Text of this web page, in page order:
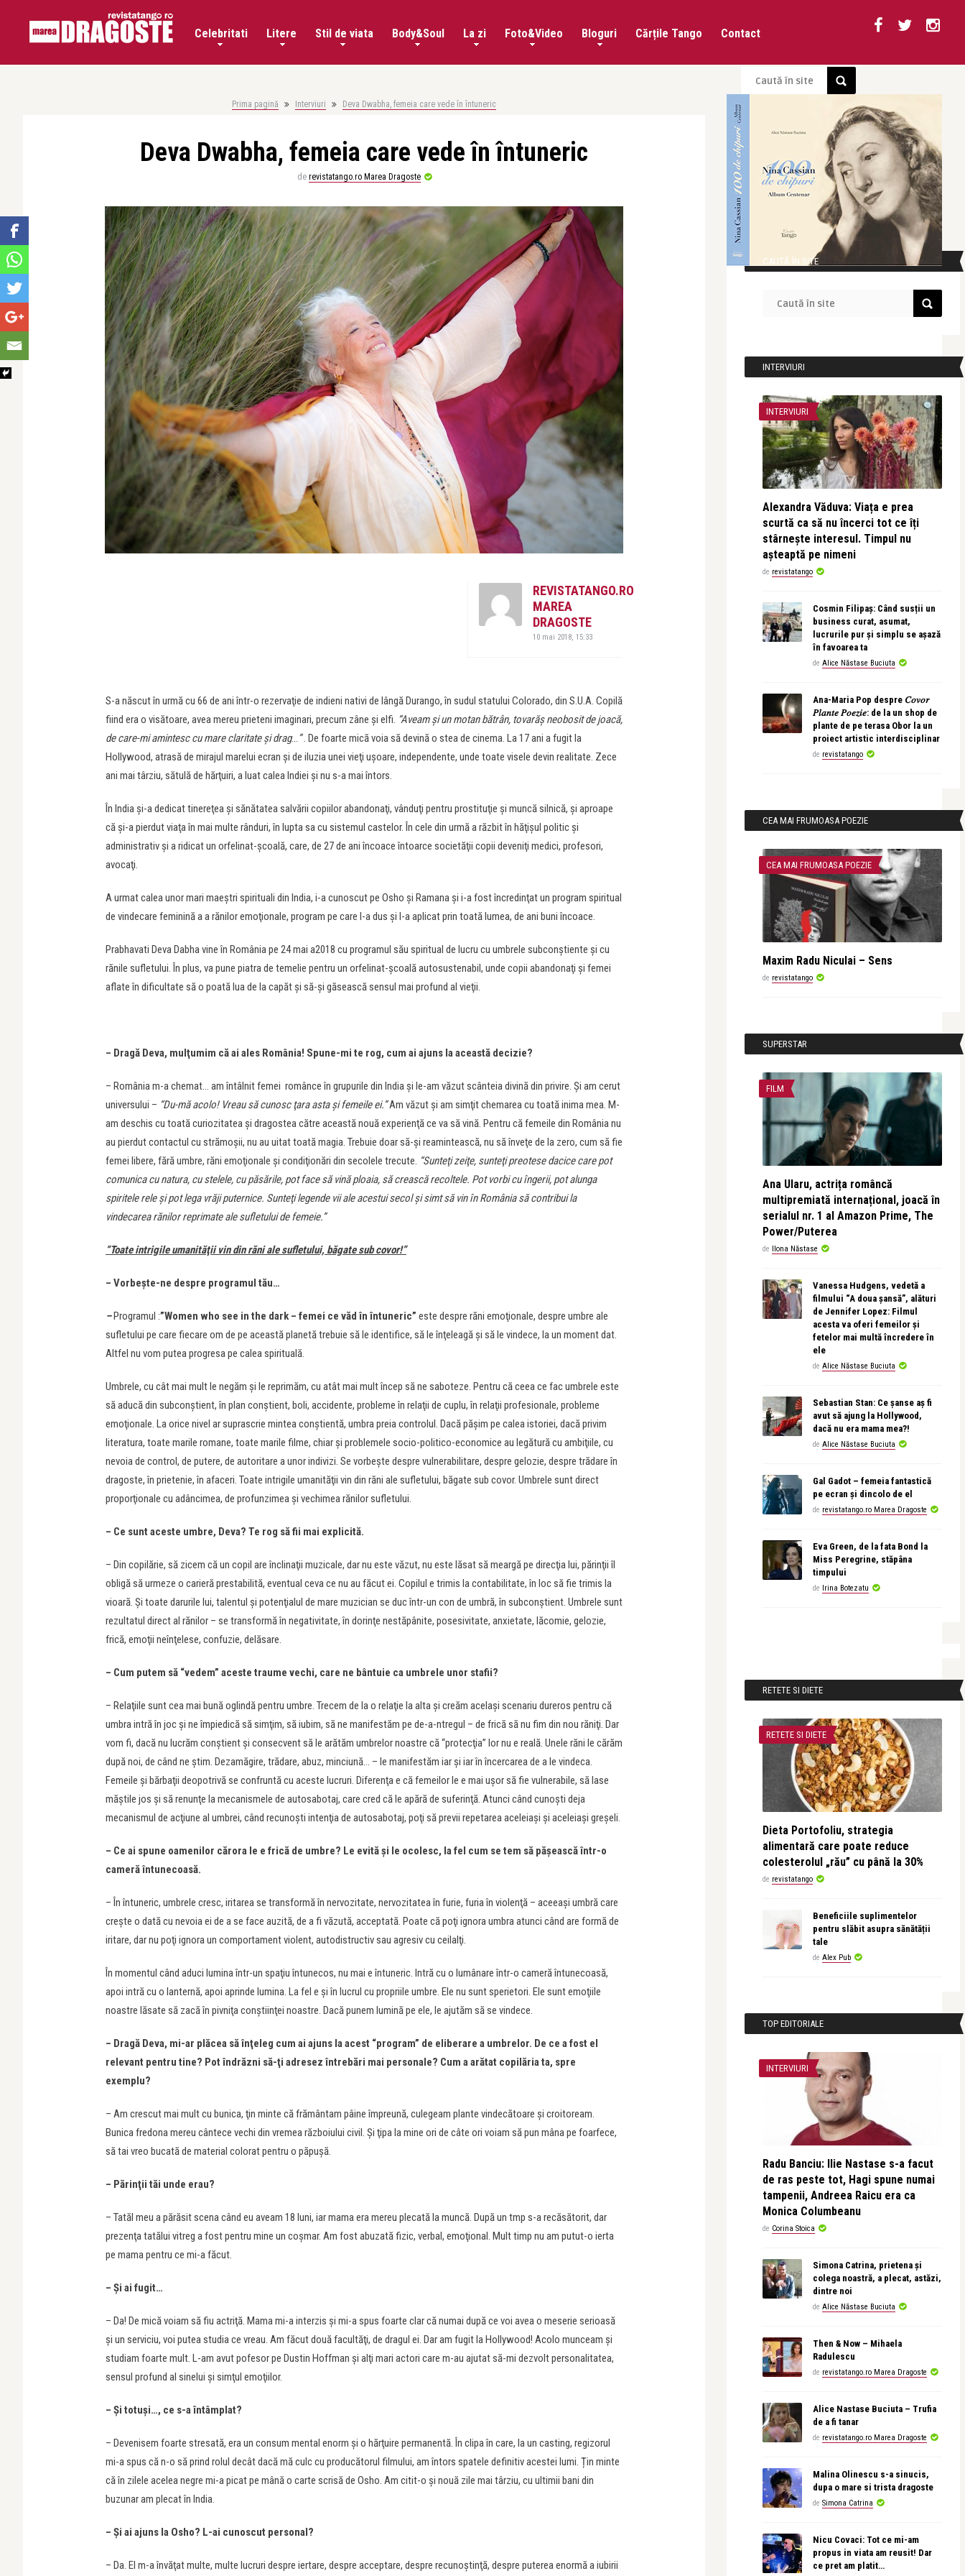
Celebritati Litere Stil de viata Body&Soul La zi Foto&Video Bloguri Cărțile Tango Contact
Prima pagină Interviuri Deva Dwabha, femeia care vede în întuneric
Deva Dwabha, femeia care vede în întuneric
de revistatango.ro Marea Dragoste
REVISTATANGO.RO
MAREA
DRAGOSTE
10 mai 2018, 15:33
S-a născut în urmă cu 66 de ani într-o rezervaţie de indieni nativi de lângă Durango, în sudul statului Colorado, din S.U.A. Copilă
fiind era o visătoare, avea mereu prieteni imaginari, precum zâne şi elfi. “Aveam şi un motan bătrân, tovarăş neobosit de joacă,
de care-mi amintesc cu mare claritate şi drag…”. De foarte mică voia să devină o stea de cinema. La 17 ani a fugit la
Hollywood, atrasă de mirajul marelui ecran şi de iluzia unei vieţi uşoare, independente, unde toate visele devin realitate. Zece
ani mai târziu, sătulă de hărţuiri, a luat calea Indiei şi nu s-a mai întors.
În India şi-a dedicat tinereţea şi sănătatea salvării copiilor abandonaţi, vânduţi pentru prostituţie şi muncă silnică, şi aproape
că şi-a pierdut viaţa în mai multe rânduri, în lupta sa cu sistemul castelor. În cele din urmă a răzbit în hăţişul politic şi
administrativ şi a ridicat un orfelinat-şcoală, care, de 27 de ani încoace întoarce societăţii copii deveniţi medici, profesori,
avocaţi.
A urmat calea unor mari maeştri spirituali din India, i-a cunoscut pe Osho şi Ramana şi i-a fost încredinţat un program spiritual
de vindecare feminină a a rănilor emoţionale, program pe care l-a dus şi l-a aplicat prin toată lumea, de ani buni încoace.
Prabhavati Deva Dabha vine în România pe 24 mai a2018 cu programul său spiritual de lucru cu umbrele subconştiente şi cu
rănile sufletului. În plus, va pune piatra de temelie pentru un orfelinat-şcoală autosustenabil, unde copii abandonaţi şi femei
aflate în dificultate să o poată lua de la capăt şi să-şi găsească sensul mai profund al vieţii.
– Dragă Deva, mulţumim că ai ales România! Spune-mi te rog, cum ai ajuns la această decizie?
– România m-a chemat… am întâlnit femei românce în grupurile din India şi le-am văzut scânteia divină din privire. Şi am cerut
universului – “Du-mă acolo! Vreau să cunosc ţara asta şi femeile ei.”Am văzut şi am simţit chemarea cu toată inima mea. M-
am deschis cu toată curiozitatea şi dragostea către această nouă experienţă ce va să vină. Pentru că femeile din România nu
au pierdut contactul cu strămoşii, nu au uitat toată magia. Trebuie doar să-şi reamintească, nu să înveţe de la zero, cum să fie
femei libere, fără umbre, răni emoţionale şi condiţionări din secolele trecute. “Sunteţi zeiţe, sunteţi preotese dacice care pot
comunica cu natura, cu stelele, cu păsările, pot face să vină ploaia, să crească recoltele. Pot vorbi cu îngerii, pot alunga
spiritele rele şi pot lega vrăji puternice. Sunteţi legende vii ale acestui secol şi simt să vin în România să contribui la
vindecarea rănilor reprimate ale sufletului de femeie.”
“Toate intrigile umanităţii vin din răni ale sufletului, băgate sub covor!”
– Vorbeşte-ne despre programul tău…
–Programul :”Women who see in the dark – femei ce văd în întuneric” este despre răni emoţionale, despre umbre ale
sufletului pe care fiecare om de pe această planetă trebuie să le identifice, să le înţeleagă şi să le vindece, la un moment dat.
Altfel nu vom putea progresa pe calea spirituală.
Umbrele, cu cât mai mult le negăm şi le reprimăm, cu atât mai mult încep să ne saboteze. Pentru că ceea ce fac umbrele este
să aducă din subconştient, în plan conştient, boli, accidente, probleme în relaţii de cuplu, în relaţii profesionale, probleme
emoţionale. La orice nivel ar suprascrie mintea conştientă, umbra preia controlul. Dacă păşim pe calea istoriei, dacă privim
literatura, toate marile romane, toate marile filme, chiar şi problemele socio-politico-economice au legătură cu ambiţiile, cu
nevoia de control, de putere, de autoritare a unor indivizi. Se vorbeşte despre vulnerabilitare, despre gelozie, despre trădare în
dragoste, în prietenie, în afaceri. Toate intrigile umanităţii vin din răni ale sufletului, băgate sub covor. Umbrele sunt direct
proporţionale cu adâncimea, de profunzimea şi vechimea rănilor sufletului.
– Ce sunt aceste umbre, Deva? Te rog să fii mai explicită.
– Din copilărie, să zicem că un copil are înclinaţii muzicale, dar nu este văzut, nu este lăsat să meargă pe direcţia lui, părinţii îl
obligă să urmeze o carieră prestabilită, eventual ceva ce nu au făcut ei. Copilul e trimis la contabilitate, în loc să fie trimis la
vioară. Şi toate darurile lui, talentul şi potenţialul de mare muzician se duc într-un con de umbră, în subconştient. Umbrele sunt
rezultatul direct al rănilor – se transformă în negativitate, în dorinţe nestăpânite, posesivitate, anxietate, lăcomie, gelozie,
frică, emoţii neînţelese, confuzie, delăsare.
– Cum putem să “vedem” aceste traume vechi, care ne bântuie ca umbrele unor stafii?
– Relaţiile sunt cea mai bună oglindă pentru umbre. Trecem de la o relaţie la alta şi creăm acelaşi scenariu dureros pentru că
umbra intră în joc şi ne împiedică să simţim, să iubim, să ne manifestăm pe de-a-ntregul – de frică să nu fim din nou răniţi. Dar
vom fi, dacă nu lucrăm conştient şi consecvent să le arătăm umbrelor noastre că “protecţia” lor nu e reală. Unele răni le cărăm
după noi, de când ne ştim. Dezamăgire, trădare, abuz, minciună… – le manifestăm iar şi iar în încercarea de a le vindeca.
Femeile şi bărbaţii deopotrivă se confruntă cu aceste lucruri. Diferenţa e că femeilor le e mai uşor să fie vulnerabile, să lase
măştile jos şi să renunţe la mecanismele de autosabotaj, care cred că le apără de suferinţă. Atunci când cunoşti deja
mecanismul de acţiune al umbrei, când recunoşti intenţia de autosabotaj, poţi să previi repetarea aceleiaşi şi aceleiaşi greşeli.
– Ce ai spune oamenilor cărora le e frică de umbre? Le evită şi le ocolesc, la fel cum se tem să păşească într-o
cameră întunecoasă.
– În întuneric, umbrele cresc, iritarea se transformă în nervozitate, nervozitatea în furie, furia în violenţă – aceeaşi umbră care
creşte o dată cu nevoia ei de a se face auzită, de a fi văzută, acceptată. Poate că poţi ignora umbra atunci când are formă de
iritare, dar nu poţi ignora un comportament violent, autodistructiv sau agresiv cu ceilalţi.
În momentul când aduci lumina într-un spaţiu întunecos, nu mai e întuneric. Intră cu o lumânare într-o cameră întunecoasă,
apoi intră cu o lanternă, apoi aprinde lumina. La fel e şi în lucrul cu propriile umbre. Ele nu sunt sperietori. Ele sunt emoţiile
noastre lăsate să zacă în pivniţa conştiinţei noastre. Dacă punem lumină pe ele, le ajutăm să se vindece.
– Dragă Deva, mi-ar plăcea să înţeleg cum ai ajuns la acest “program” de eliberare a umbrelor. De ce a fost el
relevant pentru tine? Pot îndrăzni să-ţi adresez întrebări mai personale? Cum a arătat copilăria ta, spre
exemplu?
– Am crescut mai mult cu bunica, ţin minte că frământam pâine împreună, culegeam plante vindecătoare şi croitoream.
Bunica fredona mereu cântece vechi din vremea războiului civil. Şi ţipa la mine ori de câte ori voiam să pun mâna pe foarfece,
să tai vreo bucată de material colorat pentru o păpuşă.
– Părinţii tăi unde erau?
– Tatăl meu a părăsit scena când eu aveam 18 luni, iar mama era mereu plecată la muncă. După un tmp s-a recăsătorit, dar
prezenţa tatălui vitreg a fost pentru mine un coşmar. Am fost abuzată fizic, verbal, emoţional. Mult timp nu am putut-o ierta
pe mama pentru ce mi-a făcut.
– Şi ai fugit…
– Da! De mică voiam să fiu actriţă. Mama mi-a interzis şi mi-a spus foarte clar că numai după ce voi avea o meserie serioasă
şi un serviciu, voi putea studia ce vreau. Am făcut două facultăţi, de dragul ei. Dar am fugit la Hollywood! Acolo munceam şi
studiam foarte mult. L-am avut pofesor pe Dustin Hoffman şi alţi mari actori care m-au ajutat să-mi dezvolt personalitatea,
sensul profund al sinelui şi simţul emoţiilor.
– Şi totuşi…, ce s-a întâmplat?
– Devenisem foarte stresată, era un consum mental enorm şi o hărţuire permanentă. În clipa în care, la un casting, regizorul
mi-a spus că n-o să prind rolul decât dacă mă culc cu producătorul filmului, am întors spatele definitiv acestei lumi. Țin minte
că în zilele acelea negre mi-a picat pe mână o carte scrisă de Osho. Am citit-o şi nouă zile mai târziu, cu ultimii bani din
buzunar am plecat în India.
– Și ai ajuns la Osho? L-ai cunoscut personal?
– Da. El m-a învăţat multe, multe lucruri despre iertare, despre acceptare, despre recunoştinţă, despre puterea enormă a iubirii
CAUTĂ ÎN SITE
INTERVIURI
INTERVIURI
Alexandra Văduva: Viața e prea
scurtă ca să nu încerci tot ce îți
stârnește interesul. Timpul nu
așteaptă pe nimeni
de revistatango
Cosmin Filipaș: Când susții un
business curat, asumat,
lucrurile pur și simplu se așază
în favoarea ta
de Alice Năstase Buciuta
Ana-Maria Pop despre 𝐶𝑜𝑣𝑜𝑟
𝑃𝑙𝑎𝑛𝑡𝑒 𝑃𝑜𝑒𝑧𝑖𝑒: de la un shop de
plante de pe terasa Obor la un
proiect artistic interdisciplinar
de revistatango
CEA MAI FRUMOASA POEZIE
CEA MAI FRUMOASA POEZIE
Maxim Radu Niculai – Sens
de revistatango
SUPERSTAR
FILM
Ana Ularu, actrița româncă
multipremiată internațional, joacă în
serialul nr. 1 al Amazon Prime, The
Power/Puterea
de Ilona Năstase
Vanessa Hudgens, vedetă a
filmului “A doua șansă”, alături
de Jennifer Lopez: Filmul
acesta va oferi femeilor și
fetelor mai multă încredere în
ele
de Alice Năstase Buciuta
Sebastian Stan: Ce șanse aș fi
avut să ajung la Hollywood,
dacă nu era mama mea?!
de Alice Năstase Buciuta
Gal Gadot – femeia fantastică
pe ecran și dincolo de el
de revistatango.ro Marea Dragoste
Eva Green, de la fata Bond la
Miss Peregrine, stăpâna
timpului
de Irina Botezatu
RETETE SI DIETE
RETETE SI DIETE
Dieta Portofoliu, strategia
alimentară care poate reduce
colesterolul „rău” cu până la 30%
de revistatango
Beneficiile suplimentelor
pentru slăbit asupra sănătății
tale
de Alex Pub
TOP EDITORIALE
INTERVIURI
Radu Banciu: Ilie Nastase s-a facut
de ras peste tot, Hagi spune numai
tampenii, Andreea Raicu era ca
Monica Columbeanu
de Corina Stoica
Simona Catrina, prietena și
colega noastră, a plecat, astăzi,
dintre noi
de Alice Năstase Buciuta
Then & Now – Mihaela
Radulescu
de revistatango.ro Marea Dragoste
Alice Nastase Buciuta – Trufia
de a fi tanar
de revistatango.ro Marea Dragoste
Malina Olinescu s-a sinucis,
dupa o mare si trista dragoste
de Simona Catrina
Nicu Covaci: Tot ce mi-am
propus in viata am reusit! Dar
ce pret am platit…